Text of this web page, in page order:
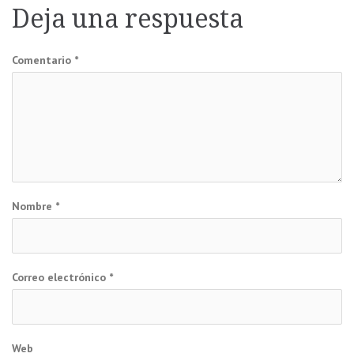
entradas
Deja una respuesta
Comentario *
Nombre *
Correo electrónico *
Web